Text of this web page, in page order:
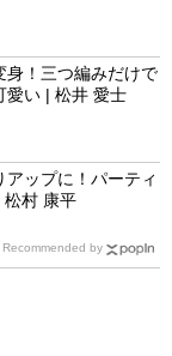
身！三つ編みだけで
愛い | 松井 愛士
ップに！パーティ
松村 康平
Recommended by